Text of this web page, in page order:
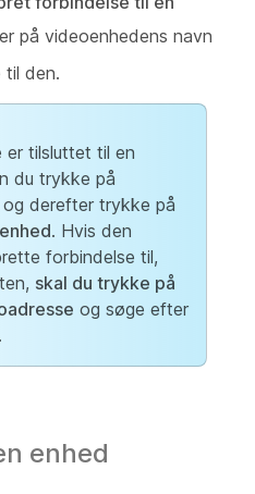
på videoenhedens navn
den.
er tilsluttet til en
du trykke på
derefter trykke på
. Hvis den
forbindelse til,
skal du trykke på
og søge efter
enhed